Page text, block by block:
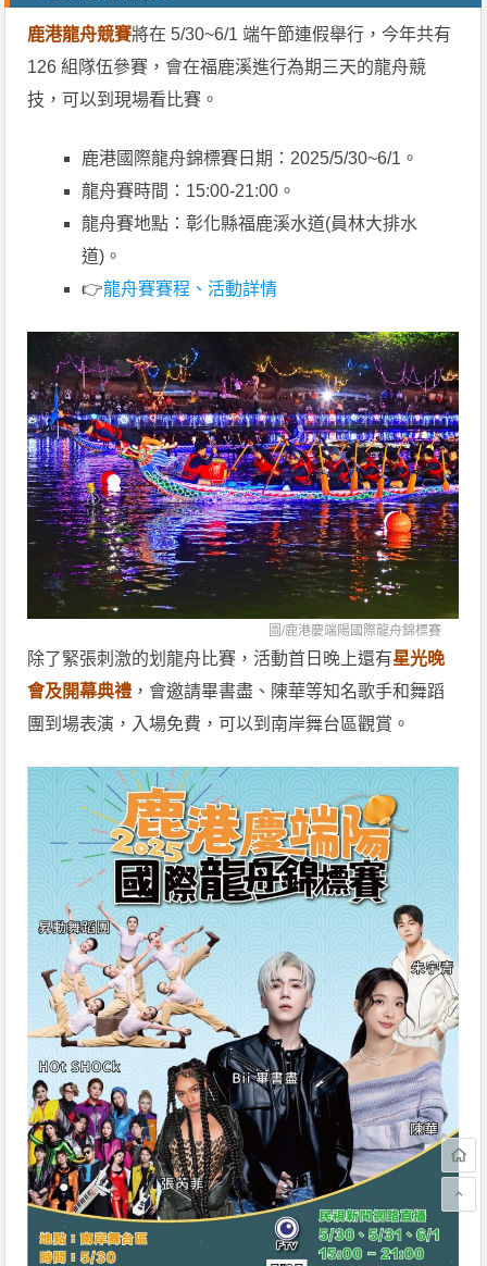
鹿港龍舟競賽將在 5/30~6/1 端午節連假舉行，今年共有
126 組隊伍參賽，會在福鹿溪進行為期三天的龍舟競
技，可以到現場看比賽。
鹿港國際龍舟錦標賽日期：2025/5/30~6/1。
龍舟賽時間：15:00-21:00。
龍舟賽地點：彰化縣福鹿溪水道(員林大排水
道)。
👉龍舟賽賽程、活動詳情
圖/鹿港慶端陽國際龍舟錦標賽
除了緊張刺激的划龍舟比賽，活動首日晚上還有星光晚
會及開幕典禮 ，會邀請畢書盡、陳華等知名歌手和舞蹈
團到場表演，入場免費，可以到南岸舞台區觀賞。